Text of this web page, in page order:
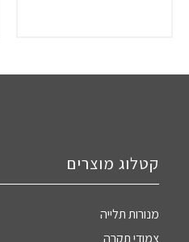
קטלוג מוצרים
מנורות תלייה
צמודי תקרה